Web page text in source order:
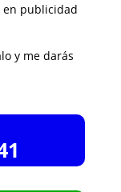
en publicidad
y me darás